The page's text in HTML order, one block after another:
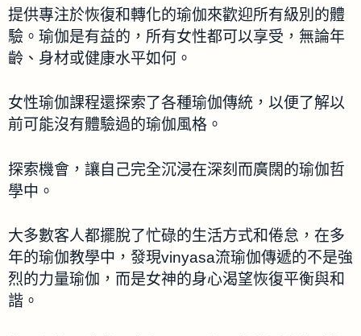
提供專注於恢復和轉化的瑜伽來歡迎所有級別的體
驗。瑜伽是有益的，所有女性都可以享受，無論年
齡、身材或健康水平如何。
女性瑜伽課程還探索了各種瑜伽傳統，以便了解以
前可能沒有體驗過的瑜伽風格。
探索機會，讓自己完全沉浸在深刻而廣闊的瑜伽哲
學中。
大多數客人都擺脫了忙碌的生活方式和倦怠，在多
年的瑜伽教學中，發現vinyasa流瑜伽傳遞的不是強
烈的力量瑜伽，而是女神的身心渴望恢復平衡與和
諧。